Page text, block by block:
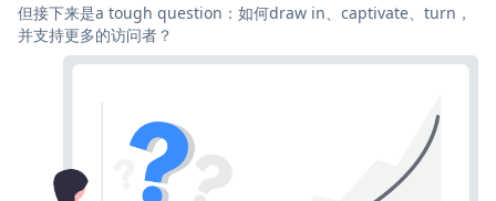
但接下来是a tough question：如何draw in、captivate、turn，
并支持更多的访问者？